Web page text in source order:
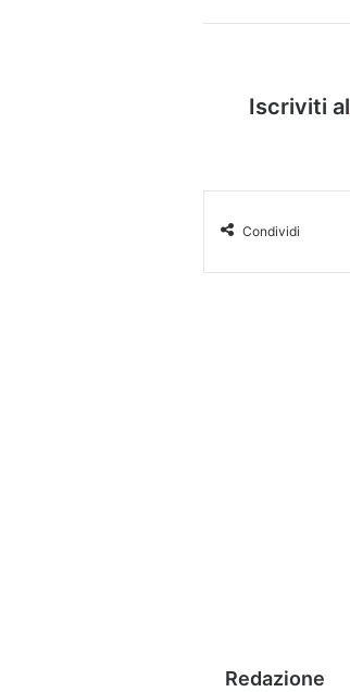
Iscriviti al
Condividi
Redazione